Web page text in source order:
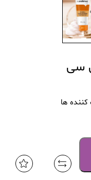
سی
ها